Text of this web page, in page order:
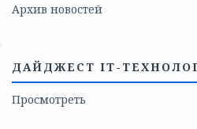
Архив новостей
ДАЙДЖЕСТ IT-
Просмотреть